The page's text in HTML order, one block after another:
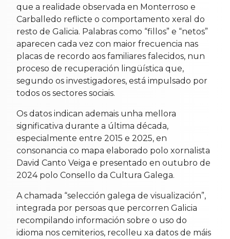
que a realidade observada en Monterroso e
Carballedo reflicte o comportamento xeral do
resto de Galicia. Palabras como “fillos” e “netos”
aparecen cada vez con maior frecuencia nas
placas de recordo aos familiares falecidos, nun
proceso de recuperación lingüística que,
segundo os investigadores, está impulsado por
todos os sectores sociais.
Os datos indican ademais unha mellora
significativa durante a última década,
especialmente entre 2015 e 2025, en
consonancia co mapa elaborado polo xornalista
David Canto Veiga e presentado en outubro de
2024 polo Consello da Cultura Galega.
A chamada “selección galega de visualización”,
integrada por persoas que percorren Galicia
recompilando información sobre o uso do
idioma nos cemiterios, recolleu xa datos de máis